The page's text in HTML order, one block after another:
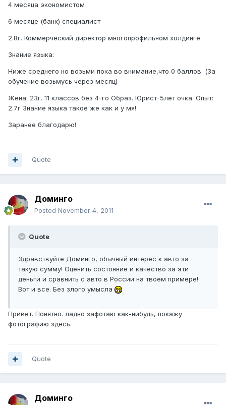
4 месяца экономистом
6 месяце (банк) специалист
2.8г. Коммерческий директор многопрофильном холдинге.
Знание языка:
Ниже среднего но возьми пока во внимание,что 0 баллов. (За
обучение возьмусь через месяц)
Жена: 23г. 11 классов без 4-го Образ. Юрист-5лет очка. Опыт:
2.7г Знание языка такое же как и у мя!
Заранее благодарю!
Quote
Доминго
Posted November 4, 2011
Quote
Здравствуйте Доминго, обычный интерес к авто за
такую сумму! Оценить состояние и качество за эти
деньги и сравнить с авто в России на твоем примере!
Вот и все. Без злого умысла
Привет. Понятно. ладно зафотаю как-нибудь, покажу
фотографию здесь.
Quote
Доминго